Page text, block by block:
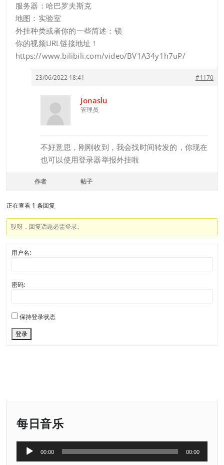
服务器：哈巴罗夫斯克
地图：实验室
外挂种类或者你的一些简述：锁
你的视频URL链接地址！
https://www.bilibili.com/video/BV1A34y1h7uP/
23/06/2022 18:41 #1170
Jonaslu
管理员
不好意思，刚刚收到，我会找时间转发的，你现在
也可以使用登录器举报外挂啦
作者 帖子
正在查看 1 条回复
哎呀，回复话题必需登录。
用户名:
密码:
保持登录状态
登录
每日音乐
频
00:00 00:00